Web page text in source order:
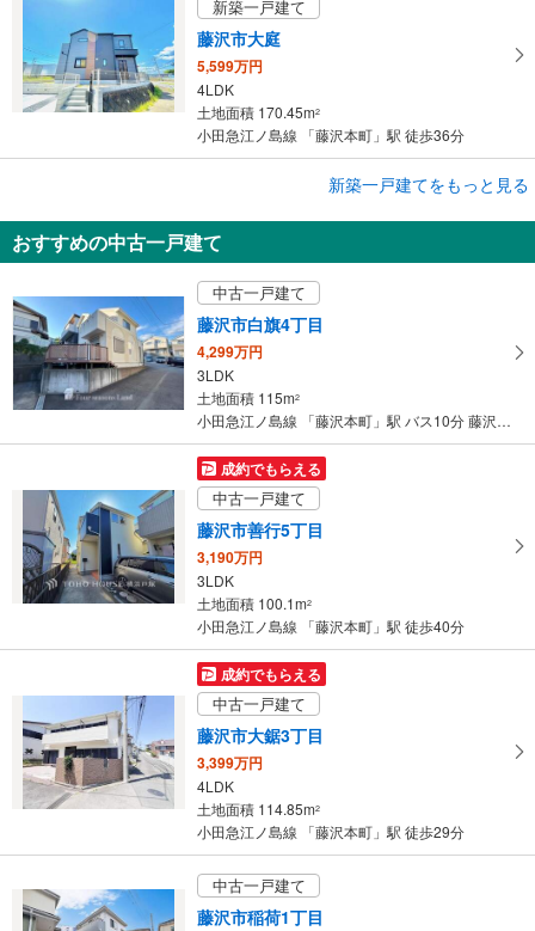
新築一戸建て
藤沢市大庭
5,599万円
4LDK
土地面積 170.45m2
小田急江ノ島線 「藤沢本町」駅 徒歩36分
藤沢市城南5丁目
2SLDK
土地面積 197.19m2
小田急江ノ島線 「藤沢本町」駅 徒歩29分
新築一戸建てをもっと見る
おすすめの中古一戸建て
中古一戸建て
藤沢市白旗4丁目
4,299万円
3LDK
土地面積 115m2
小田急江ノ島線 「藤沢本町」駅 バス10分 藤沢翔陵高校前 バス停下車 徒歩3分
成約でもらえる
中古一戸建て
藤沢市善行5丁目
3,190万円
3LDK
土地面積 100.1m2
小田急江ノ島線 「藤沢本町」駅 徒歩40分
成約でもらえる
中古一戸建て
藤沢市大鋸3丁目
3,399万円
4LDK
土地面積 114.85m2
小田急江ノ島線 「藤沢本町」駅 徒歩29分
中古一戸建て
藤沢市稲荷1丁目